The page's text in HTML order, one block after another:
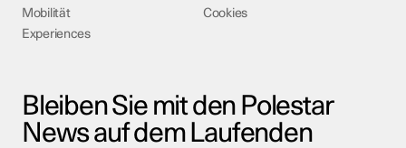
Mobilität
Experiences
Cookies
Bleiben Sie mit den Polestar
News auf dem Laufenden